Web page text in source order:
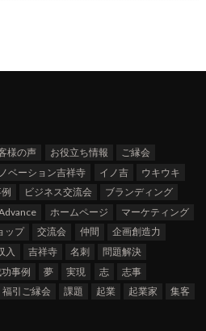
様の声 お役立ち情報
ご縁会
ベーション吉祥寺 イノ吉
ウキウキ
ビジネス交流会
ブランディング
ホームページ
マーケティング
ップ 交流会 仲間
企画創造力
入 吉祥寺 名刺
問題解決
事例
夢 実現 志
志事
福引ご縁会 課題 起業 起業家
集客